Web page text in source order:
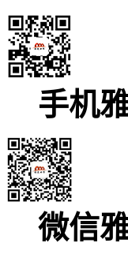
手机
微信